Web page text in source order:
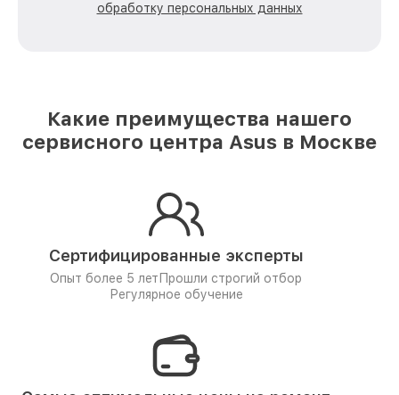
обработку персональных данных
Какие преимущества нашего
сервисного центра Asus в Москве
Сертифицированные эксперты
Опыт более 5 лет Прошли строгий отбор
Регулярное обучение